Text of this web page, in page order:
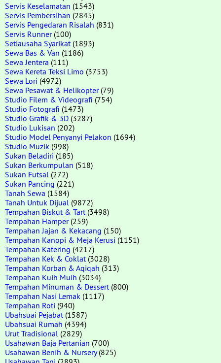
Servis Keselamatan (1543)
Servis Pembersihan (2845)
Servis Pengedaran Risalah (831)
Servis Runner(100)
Setiausaha Syarikat (1893)
Sewa Bas & Van (1186)
Sewa Jentera (111)
Sewa Kereta Teksi Limo (3753)
Sewa Lori (4972)
Sewa Pesawat & Helikopter(79)
Studio Filem & Videografi (754)
Studio Fotografi (1473)
Studio Grafik & 3D (3287)
Studio Lukisan (202)
Studio Model Penyanyi Pelakon (1694)
Studio Muzik (998)
Sukan Beladiri (185)
Sukan Berkumpulan (518)
Sukan Futsal (272)
Sukan Pancing (221)
Tanah Sewa (1584)
Tanah Untuk Dijual (9872)
Tempahan Biskut & Tart (3498)
Tempahan Hamper(259)
Tempahan Jajan & Kekacang (150)
Tempahan Kanopi & Meja Kerusi (1151)
Tempahan Katering (4217)
Tempahan Kek & Coklat (3028)
Tempahan Korban & Aqiqah (313)
Tempahan Kuih Muih (3034)
Tempahan Minuman & Dessert (800)
Tempahan Nasi Lemak (1117)
Tempahan Roti (940)
Ubahsuai Pejabat (1587)
Ubahsuai Rumah (4394)
Urut Tradisional (2829)
Usahawan Baja Pertanian (700)
Usahawan Benih & Nursery(825)